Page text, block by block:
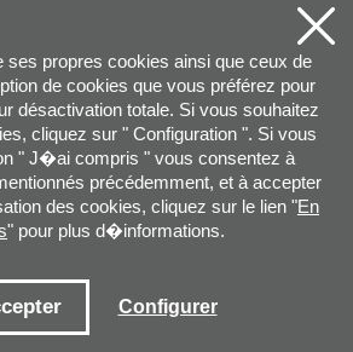
info@pottoka.info
Politique de Privacité-Politique des Cookies
ses propres cookies ainsi que ceux de
de cookies que vous préférez pour
désactivation totale. Si vous souhaitez
cliquez sur " Configuration ". Si vous
" J�ai compris " vous consentez à
précédemment, et à accepter
des cookies, cliquez sur le lien "En
" pour plus d�informations.
Configurer